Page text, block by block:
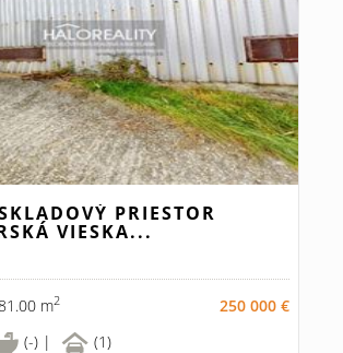
PRIESTOR
VIESKA...
m2
250 000 €
(-) | (1)